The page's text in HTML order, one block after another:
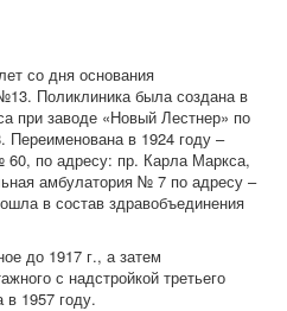
со дня основания
Поликлиника была создана в
при заводе «Новый Лестнер» по
в 1924 году –
по адресу: пр. Карла Маркса,
амбулатория № 7 по адресу –
в состав здравобъединения
до 1917 г., а затем
с надстройкой третьего
в 1957 году.